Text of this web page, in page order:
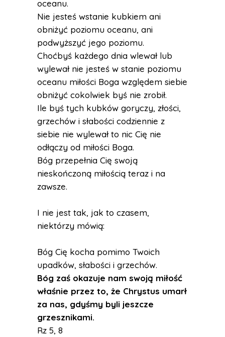
oceanu.
Nie jesteś wstanie kubkiem ani
obniżyć poziomu oceanu, ani
podwyższyć jego poziomu.
Choćbyś każdego dnia wlewał lub
wylewał nie jesteś w stanie poziomu
oceanu miłości Boga względem siebie
obniżyć cokolwiek byś nie zrobił.
Ile byś tych kubków goryczy, złości,
grzechów i słabości codziennie z
siebie nie wylewał to nic Cię nie
odłączy od miłości Boga.
Bóg przepełnia Cię swoją
nieskończoną miłością teraz i na
zawsze.
I nie jest tak, jak to czasem,
niektórzy mówią:
Bóg Cię kocha pomimo Twoich
upadków, słabości i grzechów.
Bóg zaś okazuje nam swoją miłość
właśnie przez to, że Chrystus umarł
za nas, gdyśmy byli jeszcze
grzesznikami.
Rz 5, 8